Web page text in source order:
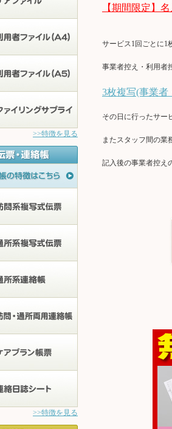
【期間限定】
サービス1回ごとに1
事業者控え・利用者
3枚複写(事業者
その日に行ったサー
またスタッフ間の業
記入後の事業者控え
>>特徴を見る
>>特徴を見る